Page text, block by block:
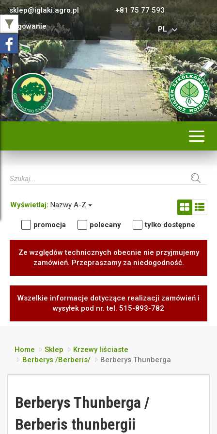
sklep@iglaki.agro.pl
+81 75 77 593
Logowanie
PL
Wyświetlaj: Nazwy A-Z
promocja polecany tylko dostępne
Ze względów technicznych obecnie nie przyjmujemy
zamówień. Przepraszamy za niedogodność.
Wszelkie informacje dotyczące realizacji zamówień i
wysyłek pod nr. tel. 515-893-782
Home Sklep
Krzewy liściaste
Berberys /Berberis/
Berberys Thunberga
Berberys Thunberga /
Berberis thunbergii